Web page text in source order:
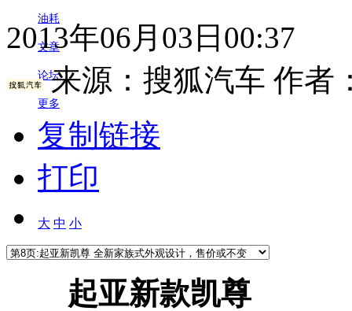
油耗
文章
论坛
更多
2013年06月03日00:37
来源： 搜狐汽车 作者
复制链接
打印
大 中 小
起亚新款凯尊